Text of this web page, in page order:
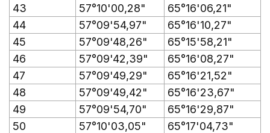
43 57°10'00,28"
65°16'06,21"
44
57°09'54,97"
65°16'10,27"
45
57°09'48,26"
65°15'58,21"
46
57°09'42,39"
65°16'08,27"
47
57°09'49,29"
65°16'21,52"
48
57°09'49,42"
65°16'23,67"
49
57°09'54,70"
65°16'29,87"
50
57°10'03,05"
65°17'04,73"